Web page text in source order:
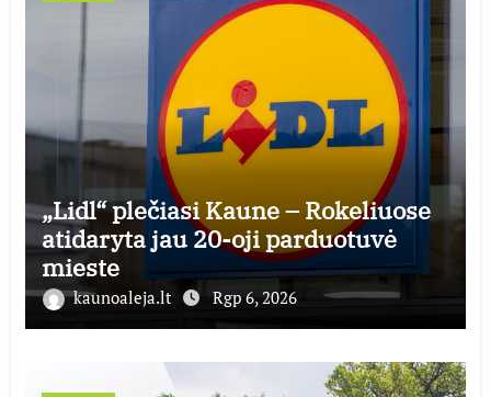
„Lidl“ plečiasi Kaune – Rokeliuose
atidaryta jau 20-oji parduotuvė
mieste
kaunoaleja.lt Rgp 6, 2026